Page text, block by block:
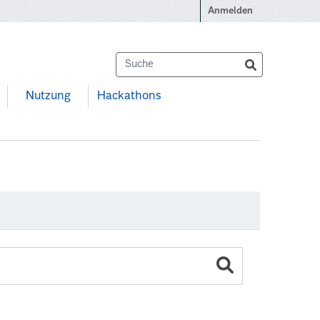
Anmelden
Nutzung Hackathons